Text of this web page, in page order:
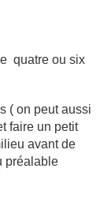
quatre ou six
( on peut aussi
faire un petit
avant de
préalable